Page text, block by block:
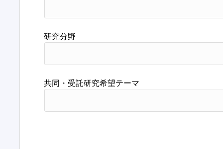
研究分野
共同・受託研究希望テーマ